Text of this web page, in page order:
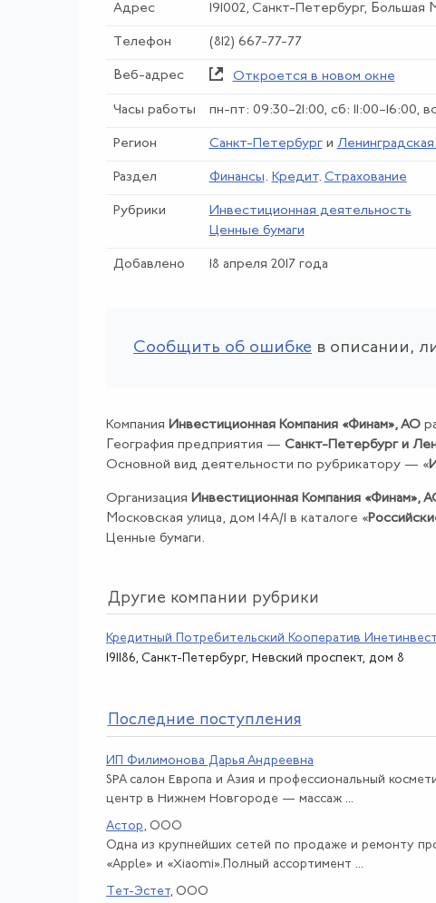
Адрес 191002, Санкт-Петербург, Большая
Телефон (812) 667-77-77
Веб-адрес Откроется в новом окне
Часы работы пн-пт: 09:30–21:00, cб: 11:00–16:00,
Регион Санкт-Петербурги
Раздел Финансы. Кредит. Страхование
Рубрики
Инвестиционная деятельность
Ценные бумаги
Добавлено 18 апреля 2017 года
Сообщить об ошибке в описании,
Компания Инвестиционная Компания «Финам», АО
География предприятия — Санкт-Петербург и
Основной вид деятельности по рубрикатору — «
Организация Инвестиционная Компания «Финам»,
Московская улица, дом 14А/1 в каталоге «
Ценные бумаги.
Другие компании рубрики
Кредитный Потребительский Кооператив Инетинвест
191186, Санкт-Петербург, Невский проспект, дом 8
Последние поступления
ИП Филимонова Дарья Андреевна
SPA салон Европа и Азия и профессиональный
центр в Нижнем Новгороде — массаж ...
Астор , ООО
Одна из крупнейших сетей по продаже и ремонту
«Apple» и «Xiaomi».Полный ассортимент ...
Тет-Эстет, ООО